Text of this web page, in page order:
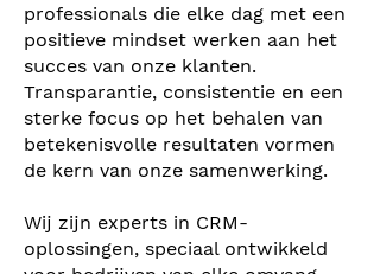
professionals die elke dag met een
positieve mindset werken aan het
succes van onze klanten.
Transparantie, consistentie en een
sterke focus op het behalen van
betekenisvolle resultaten vormen
de kern van onze samenwerking.
Wij zijn experts in CRM-
oplossingen, speciaal ontwikkeld